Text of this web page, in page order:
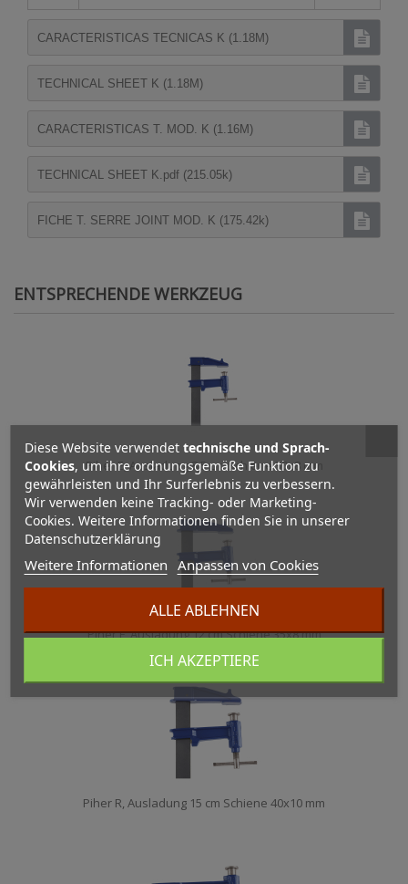
CARACTERISTICAS TECNICAS K (1.18M)
TECHNICAL SHEET K (1.18M)
CARACTERISTICAS T. MOD. K (1.16M)
TECHNICAL SHEET K.pdf (215.05k)
FICHE T. SERRE JOINT MOD. K (175.42k)
ENTSPRECHENDE WERKZEUG
Piher E, Ausladung 8,5 cm Schiene 30x8 mm
Piher F, Ausladung 12 cm Schiene 35x8 mm
Piher R, Ausladung 15 cm Schiene 40x10 mm
Diese Website verwendet technische und Sprach-
Cookies, um ihre ordnungsgemäße Funktion zu
gewährleisten und Ihr Surferlebnis zu verbessern.
Wir verwenden keine Tracking- oder Marketing-
Cookies. Weitere Informationen finden Sie in unserer
Datenschutzerklärung
Weitere Informationen Anpassen von Cookies
ALLE ABLEHNEN
ICH AKZEPTIERE